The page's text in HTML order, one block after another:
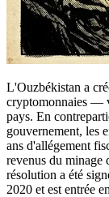
L'Ouzbékistan a
cryptomonnaies —
pays. En
gouvernement, les
ans d'allégement
revenus du minage
résolution a été
2020 et est entrée